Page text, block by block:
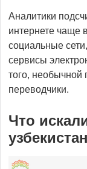
Аналитики
интернете чаще
социальные
сервисы
того, необычной
переводчики.
Что